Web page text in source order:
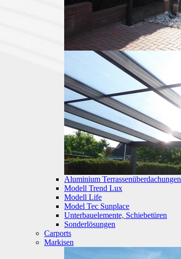
Aluminium Terrassenüberdachungen
Modell Trend Lux
Modell Life
Model Tec Sunplace
Unterbauelemente, Schiebetüren
Sonderlösungen
Carports
Markisen